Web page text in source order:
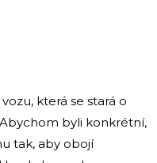
která se stará o
byli konkrétní,
tak, aby obojí